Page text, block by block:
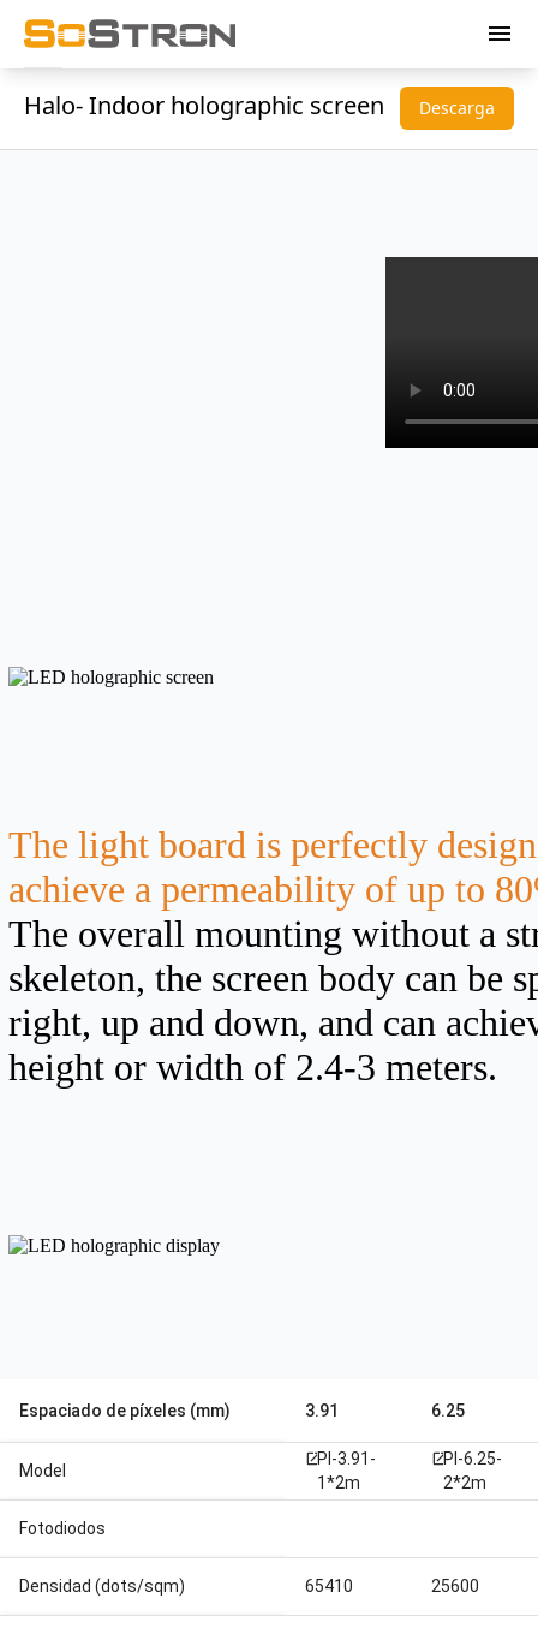
menu
Halo- Indoor holographic screen Descarga
The light board is perfectly
achieve a permeability of up to
The overall mounting without a
skeleton, the screen body can be
right, up and down, and can
height or width of 2.4-3 meters.
Espaciado de píxeles (mm) 3.91 6.25
Model
open_in_newPI-3.91-
1*2m
open_in_newPI-6.25-
2*2m
Fotodiodos
Densidad (dots/sqm) 65410 25600